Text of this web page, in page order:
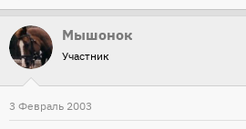
Мышонок
Участник
3 Февраль 2003